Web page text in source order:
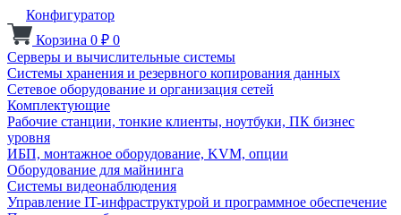
Конфигуратор
Корзина 0 ₽ 0
Серверы и вычислительные системы
Системы хранения и резервного копирования данных
Сетевое оборудование и организация сетей
Комплектующие
Рабочие станции, тонкие клиенты, ноутбуки, ПК бизнес
уровня
ИБП, монтажное оборудование, KVM, опции
Оборудование для майнинга
Системы видеонаблюдения
Управление IT-инфраструктурой и программное обеспечение